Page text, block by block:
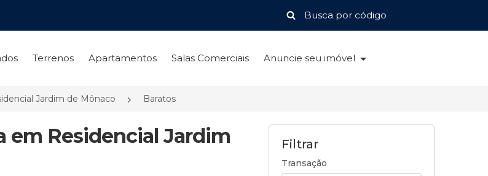
Terrenos Apartamentos Salas Comerciais Anuncie seu imóvel
Jardim de Mônaco Baratos
em Residencial Jardim
Filtrar
Transação